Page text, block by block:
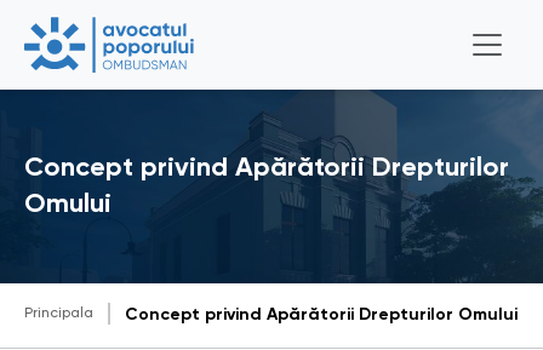
Concept privind Apărătorii Drepturilor
Omului
Principala Concept privind Apărătorii Drepturilor Omului